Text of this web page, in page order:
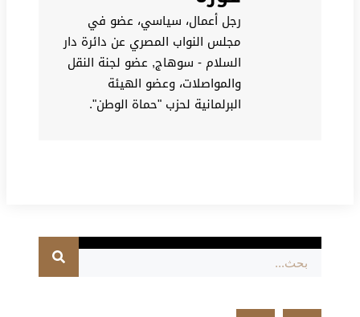
رجل أعمال، سياسي، عضو في
مجلس النواب المصري عن دائرة دار
السلام - سوهاج, عضو لجنة النقل
والمواصلات، وعضو الهيئة
البرلمانية لحزب "حماة الوطن".